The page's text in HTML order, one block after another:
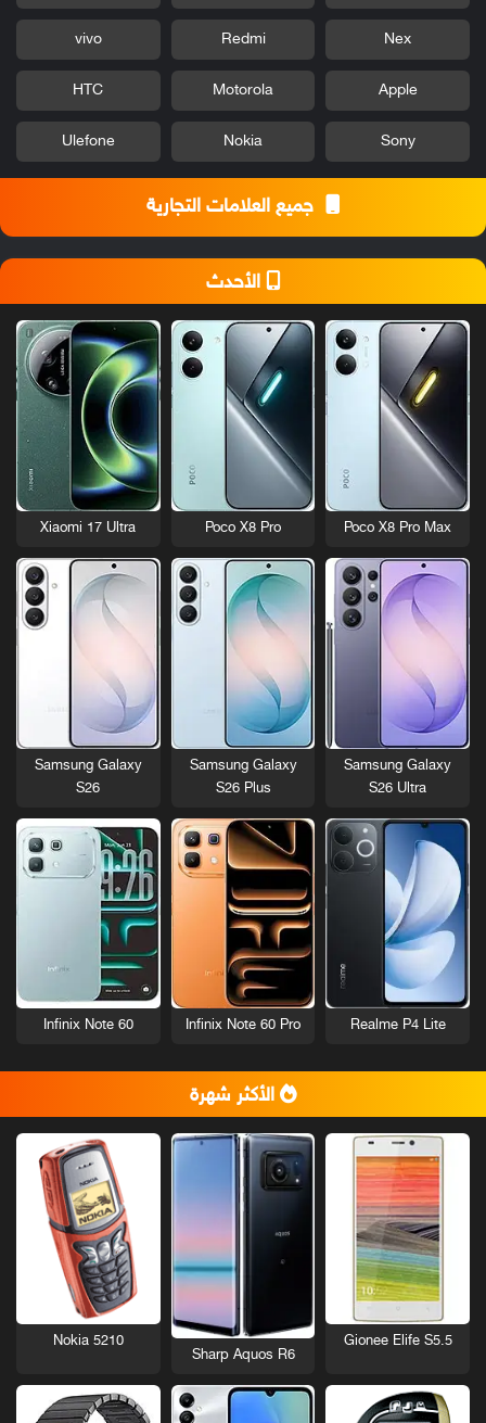
Nex
Redmi
vivo
Apple
Motorola
HTC
Sony
Nokia
Ulefone
جميع العلامات التجارية
الأحدث
Poco X8 Pro Max
Poco X8 Pro
Xiaomi 17 Ultra
Samsung Galaxy
S26 Ultra
Samsung Galaxy
S26 Plus
Samsung Galaxy
S26
Realme P4 Lite
Infinix Note 60 Pro
Infinix Note 60
الأكثر شهرة
Gionee Elife S5.5
Sharp Aquos R6
Nokia 5210